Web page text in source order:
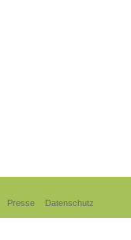
Presse Datenschutz